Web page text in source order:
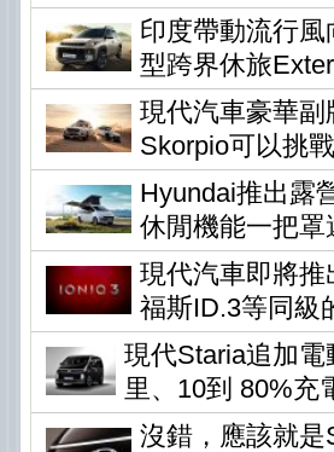
印度帶動流行
型跨界休旅
現代汽車豪華
Skorpio可以挑
Hyundai推出露
休閒機能一把
現代汽車即將
福斯ID.3等同級
現代Staria追加
里、10到 80%充
沒錯，應該就